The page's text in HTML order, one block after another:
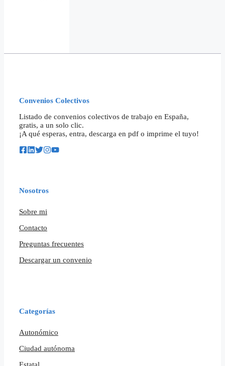
Convenios Colectivos
Listado de convenios colectivos de trabajo en España,
gratis, a un solo clic.
¡A qué esperas, entra, descarga en pdf o imprime el tuyo!
Nosotros
Sobre mi
Contacto
Preguntas frecuentes
Descargar un convenio
Categorías
Autonómico
Ciudad autónoma